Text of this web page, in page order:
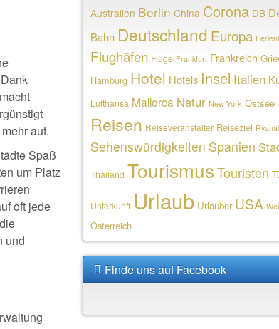
auf.
Spaß
um Platz
oft jede
und
Australien Berlin China Corona DB
Bahn Deutschland Europa
Flughäfen Flüge Frankfurt Frankreich
Hamburg Hotel Hotels Insel Italien
Lufthansa Mallorca Natur New York Ostsee
Reisen Reiseveranstalter Reiseziel
Sehenswürdigkeiten Spanien
Thailand Tourismus Touristen
Unterkunft Urlaub Urlauber USA
Österreich
Finde uns auf Facebook